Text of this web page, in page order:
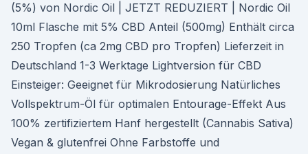
(5%) von Nordic Oil | JETZT REDUZIERT | Nordic Oil
10ml Flasche mit 5% CBD Anteil (500mg) Enthält circa
250 Tropfen (ca 2mg CBD pro Tropfen) Lieferzeit in
Deutschland 1-3 Werktage Lightversion für CBD
Einsteiger: Geeignet für Mikrodosierung Natürliches
Vollspektrum-Öl für optimalen Entourage-Effekt Aus
100% zertifiziertem Hanf hergestellt (Cannabis Sativa)
Vegan & glutenfrei Ohne Farbstoffe und